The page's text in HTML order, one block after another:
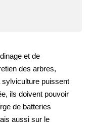
et de
des arbres,
puissent
ils doivent pouvoir
de batteries
aussi sur le